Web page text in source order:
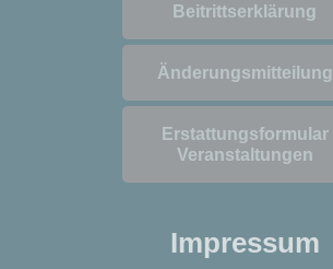
Beitrittserklärung
Änderungsmitteilung
Erstattungsformular
Veranstaltungen
Impressum